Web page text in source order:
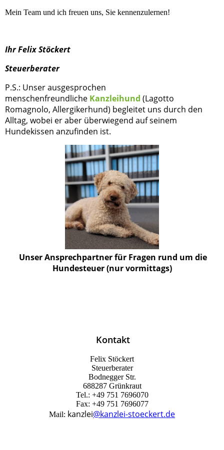
Mein Team und ich freuen uns, Sie kennenzulernen!
Ihr Felix Stöckert
Steuerberater
P.S.: Unser ausgesprochen
menschenfreundliche Kanzleihund (Lagotto
Romagnolo, Allergikerhund) begleitet uns durch den
Alltag, wobei er aber überwiegend auf seinem
Hundekissen anzufinden ist.
Unser Ansprechpartner für Fragen rund um die
Hundesteuer (nur vormittags)
Kontakt
Felix Stöckert
Steuerberater
Bodnegger Str.
688287 Grünkraut
Tel.: +49 751 7696070
Fax: +49 751 7696077
Mail: kanzlei@kanzlei-stoeckert.de